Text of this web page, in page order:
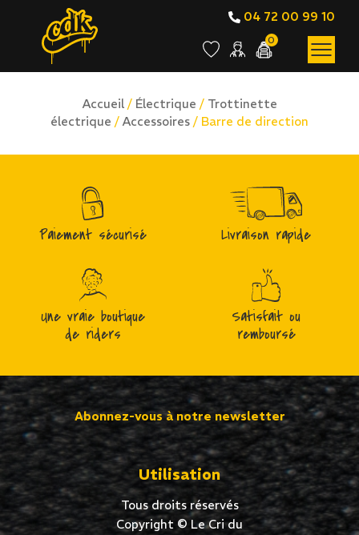
04 72 00 99 10
0
Accueil/ Électrique / Trottinette
électrique / Accessoires / Barre de direction
Paiement sécurisé Livraison rapide
Une vraie boutique
de riders
Satisfait ou
remboursé
Abonnez-vous à notre newsletter
Utilisation
Tous droits réservés
Copyright © Le Cri du